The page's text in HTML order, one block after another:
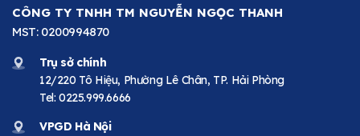
CÔNG TY TNHH TM NGUYỄN NGỌC THANH
MST: 0200994870
Trụ sở chính
12/220 Tô Hiệu, Phường Lê Chân, TP. Hải Phòng
Tel: 0225.999.6666
VPGD Hà Nội